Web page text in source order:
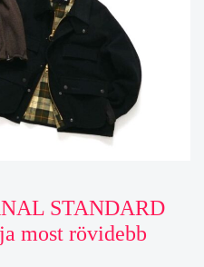
STANDARD
most rövidebb